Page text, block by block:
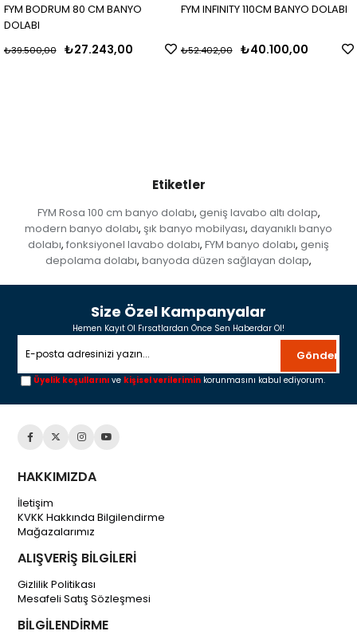
FYM BODRUM 80 CM BANYO
DOLABI
₺27.243,00
₺39.500,00
FYM INFINITY 110CM BANYO DOLABI
₺40.100,00
₺52.402,00
Etiketler
FYM Rosa 100 cm banyo dolabı, geniş lavabo altı dolap,
modern banyo dolabı, şık banyo mobilyası, dayanıklı banyo
dolabı, fonksiyonel lavabo dolabı, FYM banyo dolabı, geniş
depolama dolabı, banyoda düzen sağlayan dolap,
Size Özel Kampanyalar
Hemen Kayıt Ol Fırsatlardan Önce Sen Haberdar Ol!
Gönder
Üyelik koşullarını ve kişisel verilerimin korunmasını kabul ediyorum.
HAKKIMIZDA
İletişim
KVKK Hakkında Bilgilendirme
Mağazalarımız
ALIŞVERİŞ BİLGİLERİ
Gizlilik Politikası
Mesafeli Satış Sözleşmesi
BİLGİLENDİRME